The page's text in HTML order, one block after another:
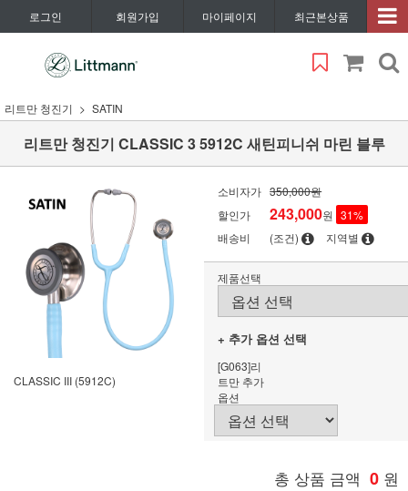
로그인 회원가입 마이페이지 최근본상품
리트만 청진기 SATIN
리트만 청진기 CLASSIC 3 5912C 새틴피니쉬 마린 블루
CLASSIC III (5912C)
소비자가 350,000원
할인가
243,000원 31%
배송비
(조건) 지역별
제품선택
+ 추가 옵션 선택
[G063]리
트만 추가
옵션
총 상품 금액 0 원